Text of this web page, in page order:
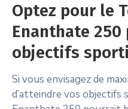
Optez pour le
Enanthate 250
objectifs
Si vous envisagez de
d’atteindre vos